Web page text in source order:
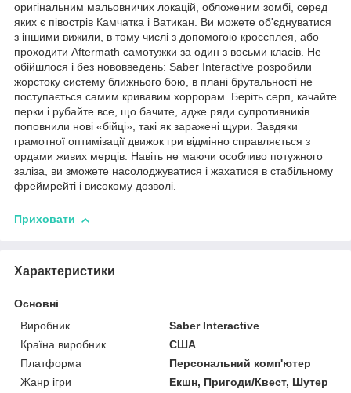
оригінальним мальовничих локацій, обложеним зомбі, серед
яких є півострів Камчатка і Ватикан. Ви можете об'єднуватися
з іншими вижили, в тому числі з допомогою кроссплея, або
проходити Aftermath самотужки за один з восьми класів. Не
обійшлося і без нововведень: Saber Interactive розробили
жорстоку систему ближнього бою, в плані брутальності не
поступається самим кривавим хоррорам. Беріть серп, качайте
перки і рубайте все, що бачите, адже ряди супротивників
поповнили нові «бійці», такі як заражені щури. Завдяки
грамотної оптимізації движок гри відмінно справляється з
ордами живих мерців. Навіть не маючи особливо потужного
заліза, ви зможете насолоджуватися і жахатися в стабільному
фреймрейті і високому дозволі.
Приховати
Характеристики
Основні
Виробник
Saber Interactive
Країна виробник
США
Платформа
Персональний комп'ютер
Жанр ігри
Екшн, Пригоди/Квест, Шутер